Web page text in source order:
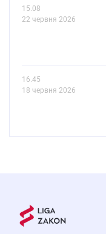
15.08
22 червня 2026
16.45
18 червня 2026